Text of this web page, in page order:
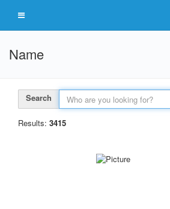
Name
Search
Results: 3415